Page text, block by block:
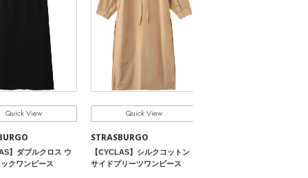
Quick View
】ダブルクロス ウ
クワンピース
Quick View
STRASBURGO
【CYCLAS】シルクコットン
サイドプリーツワンピース